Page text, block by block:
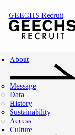
GEECHS Recruit
About
Message
Data
History
Sustainability
Access
Culture